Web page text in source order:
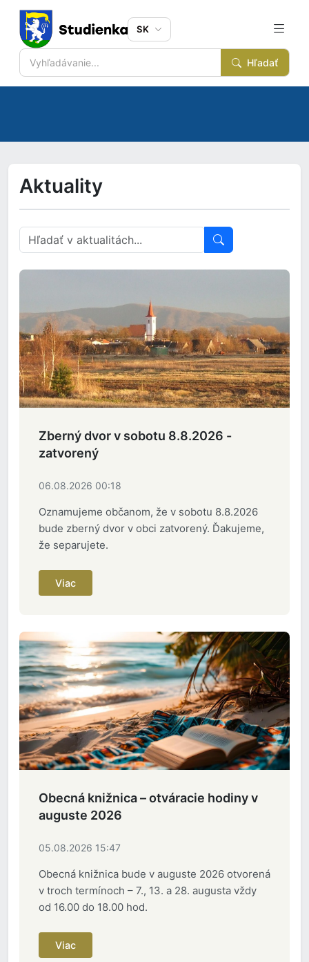
Hľadať
SK
Aktuality
Zberný dvor v sobotu 8.8.2026 -
zatvorený
06.08.2026 00:18
Oznamujeme občanom, že v sobotu 8.8.2026
bude zberný dvor v obci zatvorený. Ďakujeme,
že separujete.
Viac
Obecná knižnica – otváracie hodiny v
auguste 2026
05.08.2026 15:47
Obecná knižnica bude v auguste 2026 otvorená
v troch termínoch – 7., 13. a 28. augusta vždy
od 16.00 do 18.00 hod.
Viac